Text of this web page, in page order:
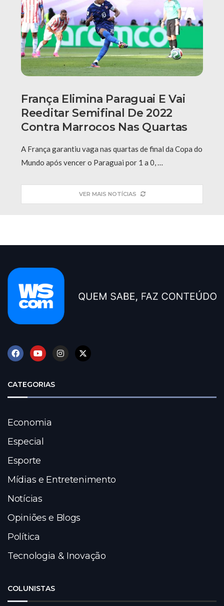
França Elimina Paraguai E Vai
Reeditar Semifinal De 2022
Contra Marrocos Nas Quartas
A França garantiu vaga nas quartas de final da Copa do
Mundo após vencer o Paraguai por 1 a 0, …
VER MAIS NOTÍCIAS
CATEGORIAS
Economia
Especial
Esporte
Mídias e Entretenimento
Notícias
Opiniões e Blogs
Política
Tecnologia & Inovação
COLUNISTAS